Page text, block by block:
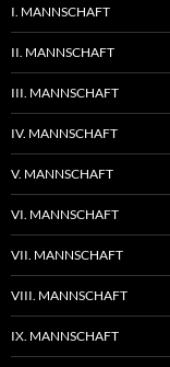
I. MANNSCHAFT
II. MANNSCHAFT
III. MANNSCHAFT
IV. MANNSCHAFT
V. MANNSCHAFT
VI. MANNSCHAFT
VII. MANNSCHAFT
VIII. MANNSCHAFT
IX. MANNSCHAFT